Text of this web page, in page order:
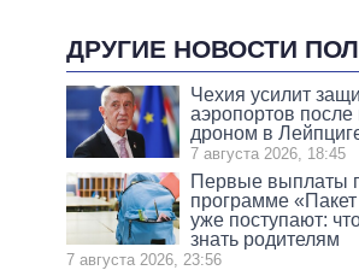
ДРУГИЕ НОВОСТИ
Чехия усилит
аэропортов после
дроном в
7 августа 2026, 18:45
Первые выплаты
программе
уже поступают:
знать родителям
7 августа 2026, 23:56